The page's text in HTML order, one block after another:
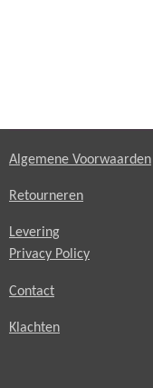
Algemene Voorwaarden
Retourneren
Levering
Privacy Policy
Contact
Klachten